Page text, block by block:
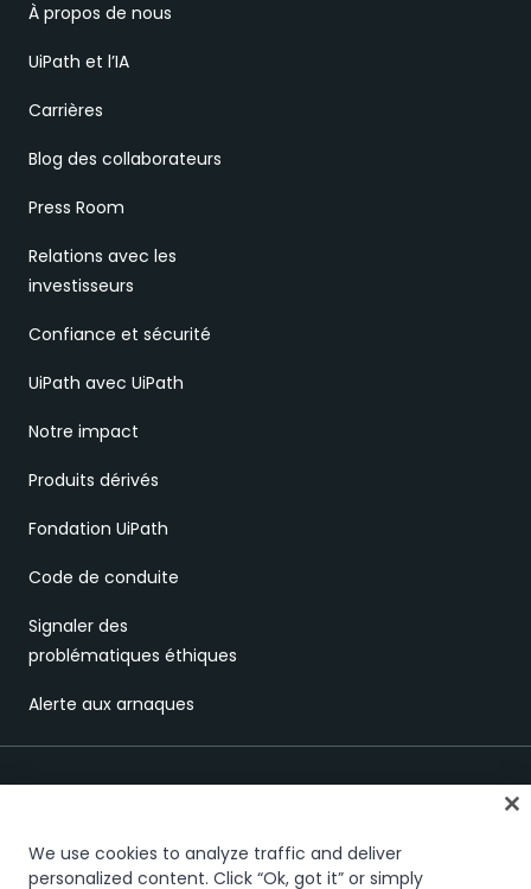
À propos de nous
UiPath et l’IA
Carrières
Blog des collaborateurs
Press Room
Relations avec les
investisseurs
Confiance et sécurité
UiPath avec UiPath
Notre impact
Produits dérivés
Fondation UiPath
Code de conduite
Signaler des
problématiques éthiques
Alerte aux arnaques
We use cookies to analyze traffic and deliver
personalized content. Click “Ok, got it” or simply